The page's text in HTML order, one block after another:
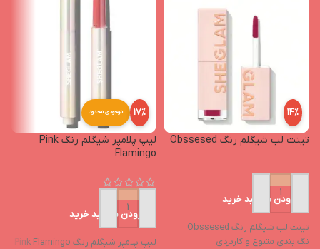
14%
تینت لب شیگلم رنگ Obssesed
افزودن به سبد خرید
تینت لب شیگلم رنگ Obssesed
نگ بندی متنوع و کاربردی
موجودی محدود 17%
لیپ پلامپر شیگلم رنگ Pink
Flamingo
افزودن به سبد خرید
لیپ پلامپر شیگلم رنگ Pink Flamingo